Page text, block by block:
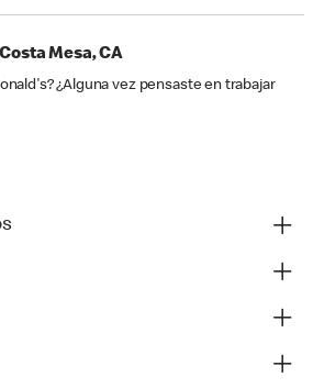
Mesa, CA
¿Alguna vez pensaste en trabajar